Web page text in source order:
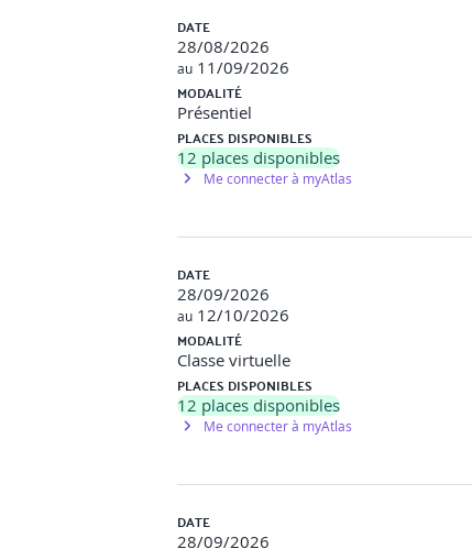
DATE
28/08/2026
au 11/09/2026
MODALITÉ
Présentiel
PLACES DISPONIBLES
12 places disponibles
Me connecter à myAtlas
DATE
28/09/2026
au 12/10/2026
MODALITÉ
Classe virtuelle
PLACES DISPONIBLES
12 places disponibles
Me connecter à myAtlas
DATE
28/09/2026